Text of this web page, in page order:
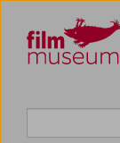
Zum Inhalt
Zum Hauptmenü
Zur Servicenavigation
Zum Suche